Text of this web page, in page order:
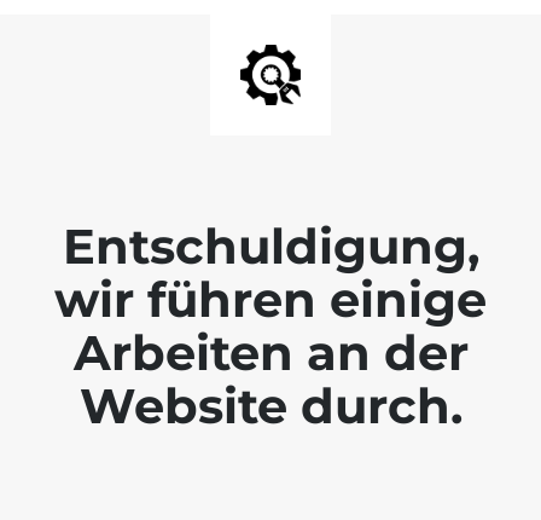
Entschuldigung,
wir führen einige
Arbeiten an der
Website durch.